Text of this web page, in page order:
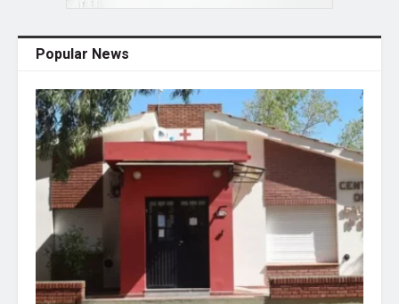
Popular News